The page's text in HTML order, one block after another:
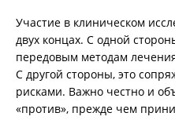
Участие в клиническом
двух концах. С одной
передовым методам
С другой стороны, это
рисками. Важно честно и
«против», прежде чем